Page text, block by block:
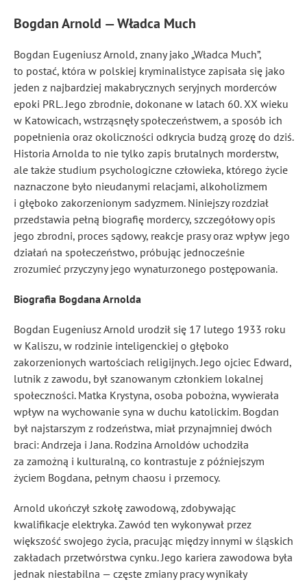
Bogdan Arnold — Władca Much
Bogdan Eugeniusz Arnold, znany jako „Władca Much”,
to postać, która w polskiej kryminalistyce zapisała się jako
jeden z najbardziej makabrycznych seryjnych morderców
epoki PRL. Jego zbrodnie, dokonane w latach 60. XX wieku
w Katowicach, wstrząsnęły społeczeństwem, a sposób ich
popełnienia oraz okoliczności odkrycia budzą grozę do dziś.
Historia Arnolda to nie tylko zapis brutalnych morderstw,
ale także studium psychologiczne człowieka, którego życie
naznaczone było nieudanymi relacjami, alkoholizmem
i głęboko zakorzenionym sadyzmem. Niniejszy rozdział
przedstawia pełną biografię mordercy, szczegółowy opis
jego zbrodni, proces sądowy, reakcje prasy oraz wpływ jego
działań na społeczeństwo, próbując jednocześnie
zrozumieć przyczyny jego wynaturzonego postępowania.
Biografia Bogdana Arnolda
Bogdan Eugeniusz Arnold urodził się 17 lutego 1933 roku
w Kaliszu, w rodzinie inteligenckiej o głęboko
zakorzenionych wartościach religijnych. Jego ojciec Edward,
lutnik z zawodu, był szanowanym członkiem lokalnej
społeczności. Matka Krystyna, osoba pobożna, wywierała
wpływ na wychowanie syna w duchu katolickim. Bogdan
był najstarszym z rodzeństwa, miał przynajmniej dwóch
braci: Andrzeja i Jana. Rodzina Arnoldów uchodziła
za zamożną i kulturalną, co kontrastuje z późniejszym
życiem Bogdana, pełnym chaosu i przemocy.
Arnold ukończył szkołę zawodową, zdobywając
kwalifikacje elektryka. Zawód ten wykonywał przez
większość swojego życia, pracując między innymi w śląskich
zakładach przetwórstwa cynku. Jego kariera zawodowa była
jednak niestabilna — częste zmiany pracy wynikały